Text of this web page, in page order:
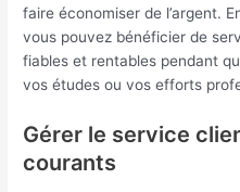
faire économiser de l’argent.
vous pouvez bénéficier de
fiables et rentables pendant
vos études ou vos efforts
Gérer le service
courants